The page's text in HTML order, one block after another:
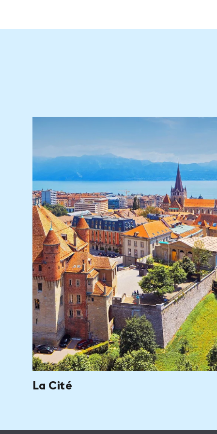
La Cité